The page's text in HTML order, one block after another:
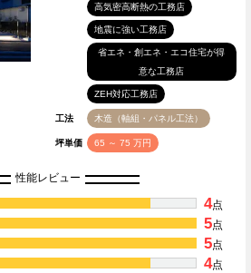
高気密高断熱の工務店
地震に強い工務店
省エネ・創エネ・エコ住宅が得
意な工務店
ZEH対応工務店
工法 木造（軸組・パネル工法）
坪単価 65 ～ 75 万円
性能レビュー
4点
5点
5点
4点